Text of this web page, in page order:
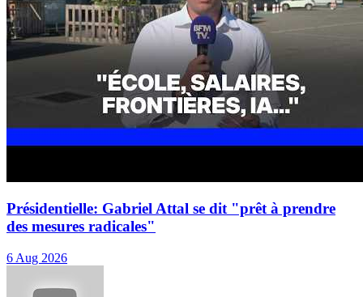
Présidentielle: Gabriel Attal se dit "prêt à prendre
des mesures radicales"
6 Aug 2026